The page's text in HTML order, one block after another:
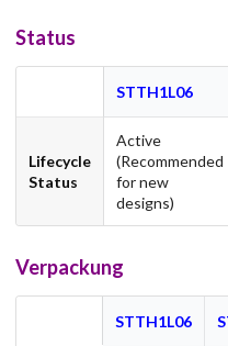
Status
STTH1L06
Lifecycle
Status
Active
(Recommended
for new
designs)
Verpackung
STTH1L06